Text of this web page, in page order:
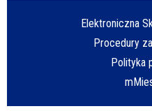
Elektroniczna
Procedury
Polityka